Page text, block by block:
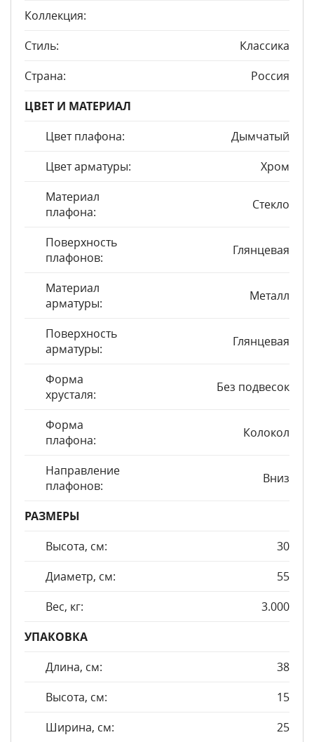
Коллекция:
Стиль:
Классика
Страна:
Россия
ЦВЕТ И МАТЕРИАЛ
Цвет плафона:
Дымчатый
Цвет арматуры:
Хром
Материал
плафона:
Стекло
Поверхность
плафонов:
Глянцевая
Материал
арматуры:
Металл
Поверхность
арматуры:
Глянцевая
Форма
хрусталя:
Без подвесок
Форма
плафона:
Колокол
Направление
плафонов:
Вниз
РАЗМЕРЫ
Высота, см:
30
Диаметр, см:
55
Вес, кг:
3.000
УПАКОВКА
Длина, см:
38
Высота, см:
15
Ширина, см:
25